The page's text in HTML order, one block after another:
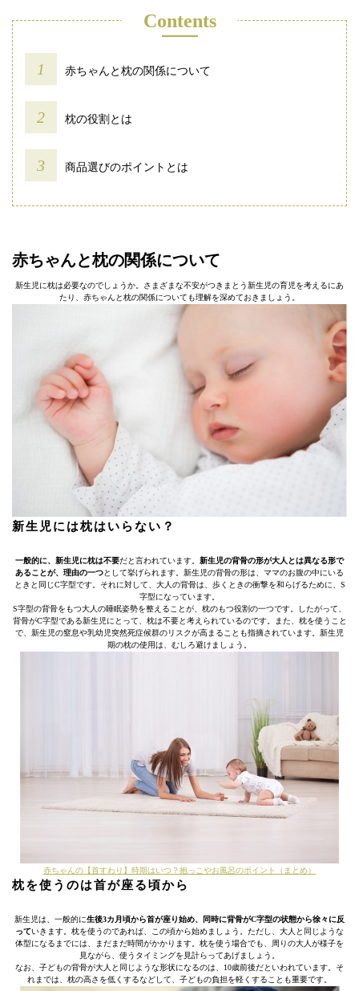
Contents
赤ちゃんと枕の関係について
枕の役割とは
商品選びのポイントとは
赤ちゃんと枕の関係について
新生児に枕は必要なのでしょうか。さまざまな不安がつきまとう新生児の育児を考えるにあ
たり、赤ちゃんと枕の関係についても理解を深めておきましょう。
新生児には枕はいらない？
一般的に、新生児に枕は不要だと言われています。 新生児の背骨の形が大人とは異なる形で
あることが、理由の一つとして挙げられます。新生児の背骨の形は、ママのお腹の中にいる
ときと同じC字型です。それに対して、大人の背骨は、歩くときの衝撃を和らげるために、S
字型になっています。
S字型の背骨をもつ大人の睡眠姿勢を整えることが、枕のもつ役割の一つです。したがって、
背骨がC字型である新生児にとって、枕は不要と考えられているのです。また、枕を使うこと
で、新生児の窒息や乳幼児突然死症候群のリスクが高まることも指摘されています。新生児
期の枕の使用は、むしろ避けましょう。
赤ちゃんの【首すわり】時期はいつ？抱っこやお風呂のポイント（まとめ）
枕を使うのは首が座る頃から
新生児は、一般的に生後3カ月頃から首が座り始め、同時に背骨がC字型の状態から徐々に反
っていきます。枕を使うのであれば、この頃から始めましょう。ただし、大人と同じような
体型になるまでには、まだまだ時間がかかります。枕を使う場合でも、周りの大人が様子を
見ながら、使うタイミングを見計らってあげましょう。
なお、子どもの背骨が大人と同じような形状になるのは、10歳前後だといわれています。そ
れまでは、枕の高さを低くするなどして、子どもの負担を軽くすることも重要です。